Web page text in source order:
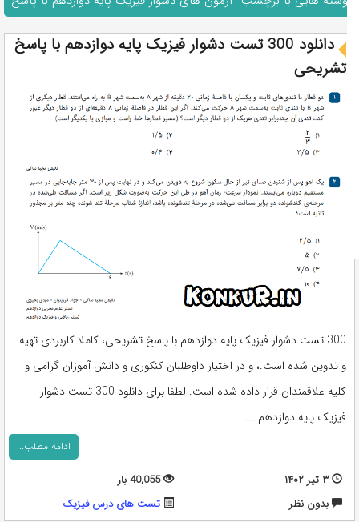
دانلود 300 تست دشوار فیزیک پایه دوازدهم با پاسخ
تشریحی
300 تست دشوار فیزیک پایه دوازدهم با پاسخ تشریحی، کاملا کاربردی تهیه
و تدوین شده است.، و در اختیار داوطلبان کنکوری و دانش آموزان گرامی و
کلیه علاقمندان قرار داده شده است. لطفا برای دانلود 300 تست دشوار
فیزیک پایه دوازدهم ...
ادامه مطلب...
۳ تیر ۱۴۰۲
40,055 بار
بدون نظر
تست های درس فیزیک